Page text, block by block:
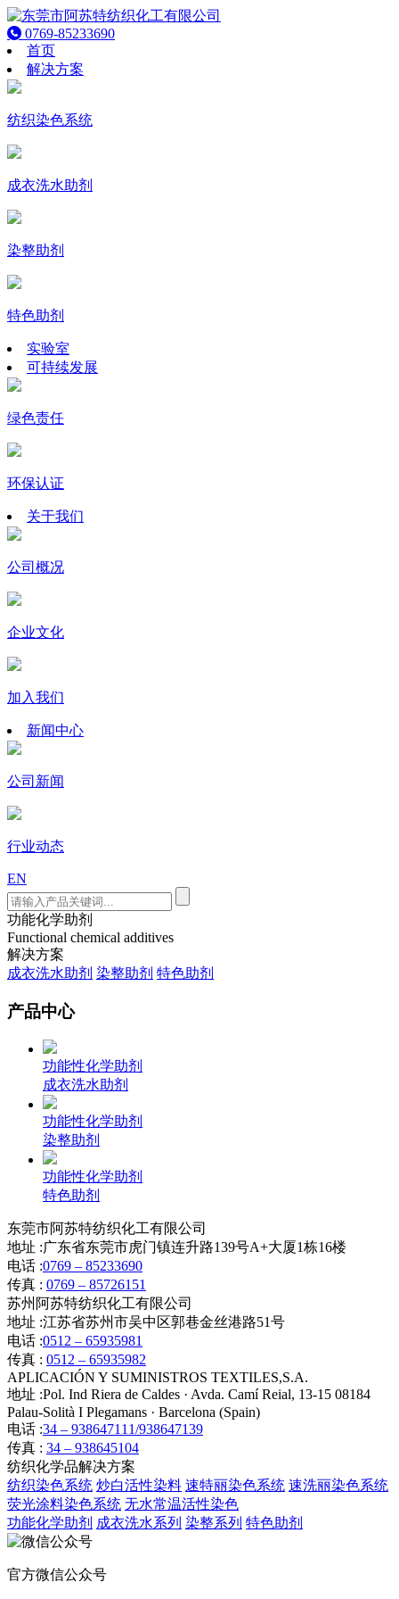
0769-85233690
首页
解决方案
纺织染色系统
成衣洗水助剂
染整助剂
特色助剂
实验室
可持续发展
绿色责任
环保认证
关于我们
公司概况
企业文化
加入我们
新闻中心
公司新闻
行业动态
EN
功能化学助剂
Functional chemical additives
解决方案
成衣洗水助剂 染整助剂 特色助剂
产品中心
功能性化学助剂
成衣洗水助剂
功能性化学助剂
染整助剂
功能性化学助剂
特色助剂
东莞市阿苏特纺织化工有限公司
地址 :广东省东莞市虎门镇连升路139号A+大厦1栋16楼
电话 :0769 – 85233690
传真 : 0769 – 85726151
苏州阿苏特纺织化工有限公司
地址 :江苏省苏州市吴中区郭巷金丝港路51号
电话 :0512 – 65935981
传真 : 0512 – 65935982
APLICACIÓN Y SUMINISTROS TEXTILES,S.A.
地址 :Pol. Ind Riera de Caldes · Avda. Camí Reial, 13-15 08184
Palau-Solità I Plegamans · Barcelona (Spain)
电话 :34 – 938647111/938647139
传真 : 34 – 938645104
纺织化学品解决方案
纺织染色系统 炒白活性染料 速特丽染色系统 速洗丽染色系统
荧光涂料染色系统 无水常温活性染色
功能化学助剂 成衣洗水系列 染整系列 特色助剂
官方微信公众号